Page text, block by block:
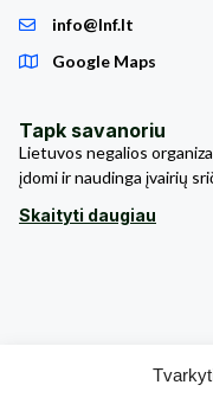
info@lnf.lt
Google Maps
Tapk savanoriu
Lietuvos negalios
įdomi ir naudinga įvairių
Skaityti daugiau